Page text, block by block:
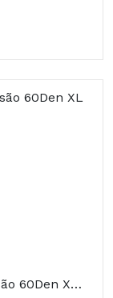
Scholl Light Legs Collant Compressão 60Den XL Preto